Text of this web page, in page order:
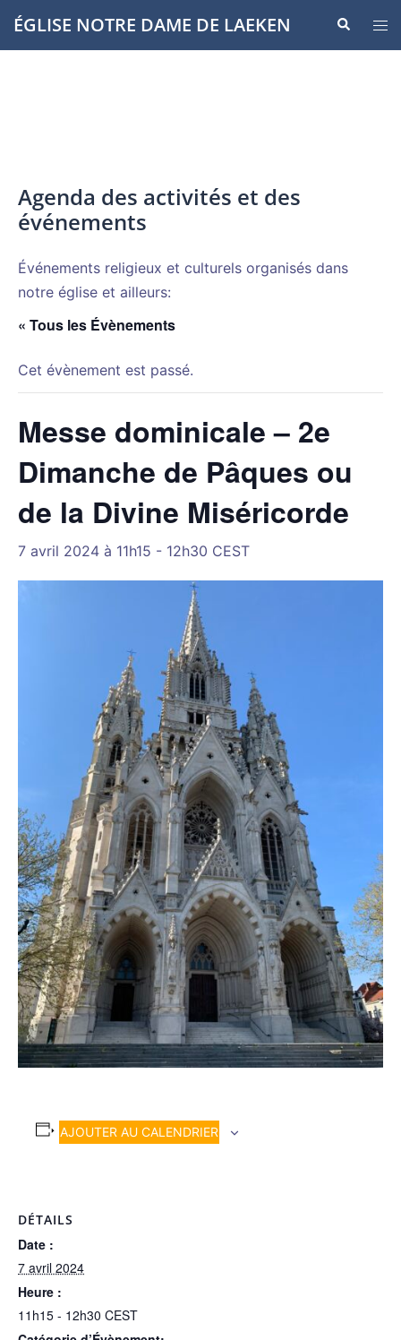
Aller
auÉGLISE NOTRE DAME DE LAEKEN
le
Agenda des activités et des
événements
Événements religieux et culturels organisés dans
notre église et ailleurs:
« Tous les Évènements
Cet évènement est passé.
Messe dominicale – 2e
Dimanche de Pâques ou
de la Divine Miséricorde
7 avril 2024 à 11h15 - 12h30 CEST
AJOUTER AU CALENDRIER
DÉTAILS
Date :
7 avril 2024
Heure :
11h15 - 12h30 CEST